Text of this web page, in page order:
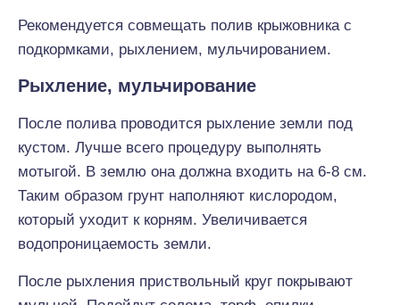
Рекомендуется совмещать полив крыжовника с
подкормками, рыхлением, мульчированием.
Рыхление, мульчирование
После полива проводится рыхление земли под
кустом. Лучше всего процедуру выполнять
мотыгой. В землю она должна входить на 6-8 см.
Таким образом грунт наполняют кислородом,
который уходит к корням. Увеличивается
водопроницаемость земли.
После рыхления приствольный круг покрывают